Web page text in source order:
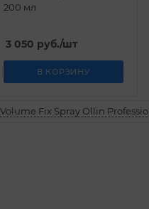
200 мл
3 050 руб./шт
В КОРЗИНУ
Fix Spray Ollin